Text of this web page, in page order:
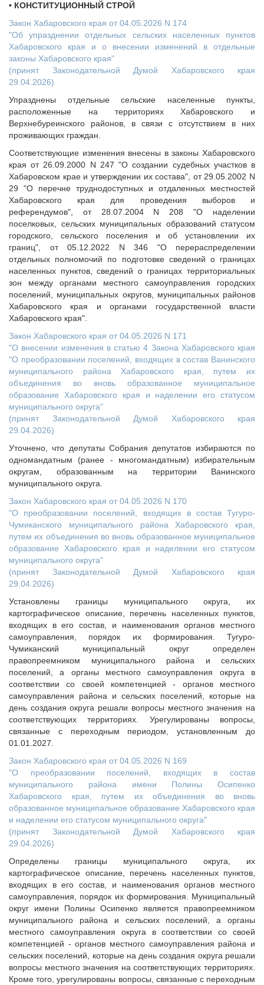
ПОЗДРАВЛЕНИЯ
Исполнительная дирекция
Ревизионная комиссия
Палаты Совета
Комитеты Совета
Правление Совета
Обработка персональных данных
Партнеры Совета
Полезные ссылки
Инвестиционные порталы муниципальных образований
НОВОСТИ
СМИ о нас
МЕТОДИЧЕСКИЙ РАЗДЕЛ
Опыт регионов
Методические материалы
Опыт муниципалитетов
Судебная практика
Мнение специалиста
Конкурсы Совета
Семинары Совета
Издания Совета
Вопрос-ответ
ВАРМСУ
Новости ВАРМСУ
НАСЕЛЕНИЕ И МСУ
Новости ТОС
ЮРИДИЧЕСКИЙ СОВЕТ
Новости юридического совета
• КОНСТИТУЦИОННЫЙ СТРОЙ
Закон Хабаровского края от 04.05.2026 N 174
"Об упразднении отдельных сельских населенных пунктов
Хабаровского края и о внесении изменений в отдельные
законы Хабаровского края"
(принят Законодательной Думой Хабаровского края
29.04.2026)
Упразднены отдельные сельские населенные пункты,
расположенные на территориях Хабаровского и
Верхнебуреинского районов, в связи с отсутствием в них
проживающих граждан.
Соответствующие изменения внесены в законы Хабаровского
края от 26.09.2000 N 247 "О создании судебных участков в
Хабаровском крае и утверждении их состава", от 29.05.2002 N
29 "О перечне труднодоступных и отдаленных местностей
Хабаровского края для проведения выборов и
референдумов", от 28.07.2004 N 208 "О наделении
поселковых, сельских муниципальных образований статусом
городского, сельского поселения и об установлении их
границ", от 05.12.2022 N 346 "О перераспределении
отдельных полномочий по подготовке сведений о границах
населенных пунктов, сведений о границах территориальных
зон между органами местного самоуправления городских
поселений, муниципальных округов, муниципальных районов
Хабаровского края и органами государственной власти
Хабаровского края".
Закон Хабаровского края от 04.05.2026 N 171
"О внесении изменения в статью 4 Закона Хабаровского края
"О преобразовании поселений, входящих в состав Ванинского
муниципального района Хабаровского края, путем их
объединения во вновь образованное муниципальное
образование Хабаровского края и наделении его статусом
муниципального округа"
(принят Законодательной Думой Хабаровского края
29.04.2026)
Уточнено, что депутаты Собрания депутатов избираются по
одномандатным (ранее - многомандатным) избирательным
округам, образованным на территории Ванинского
муниципального округа.
Закон Хабаровского края от 04.05.2026 N 170
"О преобразовании поселений, входящих в состав Тугуро-
Чумиканского муниципального района Хабаровского края,
путем их объединения во вновь образованное муниципальное
образование Хабаровского края и наделении его статусом
муниципального округа"
(принят Законодательной Думой Хабаровского края
29.04.2026)
Установлены границы муниципального округа, их
картографическое описание, перечень населенных пунктов,
входящих в его состав, и наименования органов местного
самоуправления, порядок их формирования. Тугуро-
Чумиканский муниципальный округ определен
правопреемником муниципального района и сельских
поселений, а органы местного самоуправления округа в
соответствии со своей компетенцией - органов местного
самоуправления района и сельских поселений, которые на
день создания округа решали вопросы местного значения на
соответствующих территориях. Урегулированы вопросы,
связанные с переходным периодом, установленным до
01.01.2027.
Закон Хабаровского края от 04.05.2026 N 169
"О преобразовании поселений, входящих в состав
муниципального района имени Полины Осипенко
Хабаровского края, путем их объединения во вновь
образованное муниципальное образование Хабаровского края
и наделении его статусом муниципального округа"
(принят Законодательной Думой Хабаровского края
29.04.2026)
Определены границы муниципального округа, их
картографическое описание, перечень населенных пунктов,
входящих в его состав, и наименования органов местного
самоуправления, порядок их формирования. Муниципальный
округ имени Полины Осипенко является правопреемником
муниципального района и сельских поселений, а органы
местного самоуправления округа в соответствии со своей
компетенцией - органов местного самоуправления района и
сельских поселений, которые на день создания округа решали
вопросы местного значения на соответствующих территориях.
Кроме того, урегулированы вопросы, связанные с переходным